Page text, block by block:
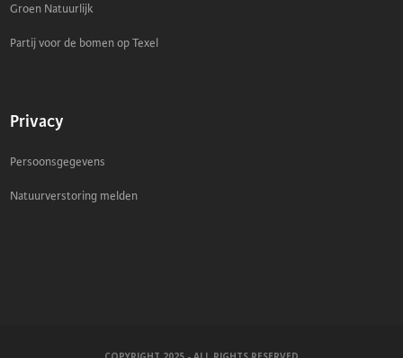
Groen Natuurlijk
Partij voor de bomen op Texel
Privacy
Persoonsgegevens
Natuurverstoring melden